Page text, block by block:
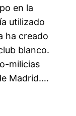
en la
utilizado
ha creado
blanco.
milicias
Madrid.…